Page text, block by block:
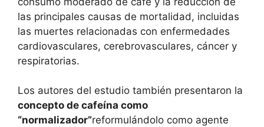
las principales causas de mortalidad, incluidas
las muertes relacionadas con enfermedades
cardiovasculares, cerebrovasculares, cáncer y
respiratorias.
Los autores del estudio también presentaron la
concepto de cafeína como
“normalizador”reformulándolo como agente